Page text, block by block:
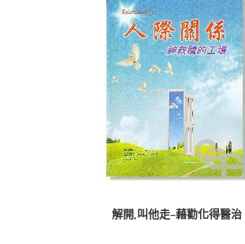
解開,叫他走–藉勸化得醫治